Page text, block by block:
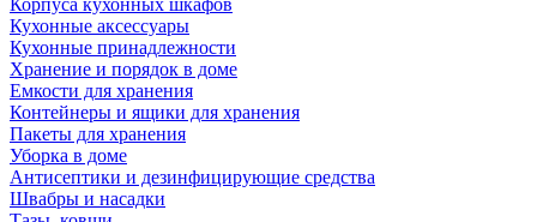
Корпуса кухонных шкафов
Кухонные аксессуары
Кухонные принадлежности
Хранение и порядок в доме
Емкости для хранения
Контейнеры и ящики для хранения
Пакеты для хранения
Уборка в доме
Антисептики и дезинфицирующие средства
Швабры и насадки